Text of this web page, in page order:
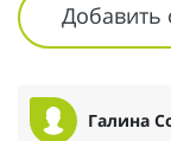
Добавить
Галина